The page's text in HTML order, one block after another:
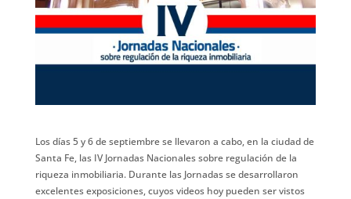
Los días 5 y 6 de septiembre se llevaron a cabo, en la ciudad de
Santa Fe, las IV Jornadas Nacionales sobre regulación de la
riqueza inmobiliaria. Durante las Jornadas se desarrollaron
excelentes exposiciones, cuyos videos hoy pueden ser vistos